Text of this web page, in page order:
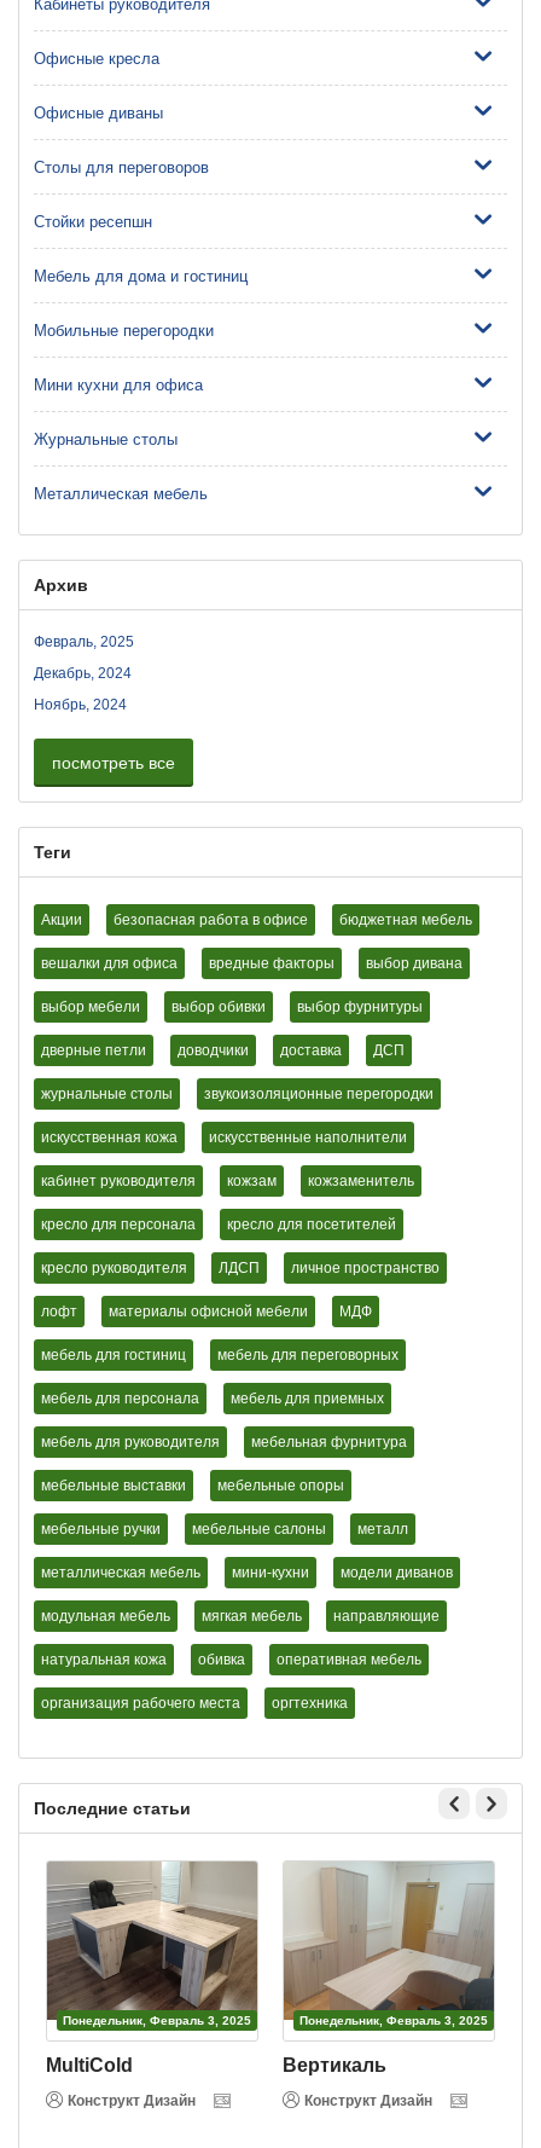
Кабинеты руководителя
Офисные кресла
Офисные диваны
Столы для переговоров
Стойки ресепшн
Мебель для дома и гостиниц
Мобильные перегородки
Мини кухни для офиса
Журнальные столы
Металлическая мебель
Архив
Февраль, 2025
Декабрь, 2024
Ноябрь, 2024
посмотреть все
Теги
Акции безопасная работа в офисе бюджетная мебель
вешалки для офиса вредные факторы выбор дивана
выбор мебели выбор обивки выбор фурнитуры
дверные петли доводчики доставка ДСП
журнальные столы звукоизоляционные перегородки
искусственная кожа искусственные наполнители
кабинет руководителя кожзам кожзаменитель
кресло для персонала кресло для посетителей
кресло руководителя ЛДСП личное пространство
лофт материалы офисной мебели МДФ
мебель для гостиниц мебель для переговорных
мебель для персонала мебель для приемных
мебель для руководителя мебельная фурнитура
мебельные выставки мебельные опоры
мебельные ручки мебельные салоны металл
металлическая мебель мини-кухни модели диванов
модульная мебель мягкая мебель направляющие
натуральная кожа обивка оперативная мебель
организация рабочего места оргтехника
Последние статьи
Понедельник, Февраль 3, 2025
MultiCold
Конструкт Дизайн
Понедельник, Февраль 3, 2025
Вертикаль
Конструкт Дизайн